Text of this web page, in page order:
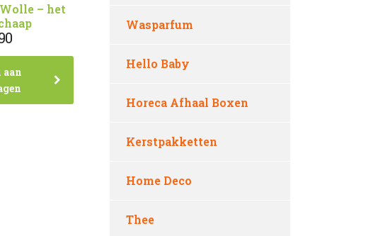
– het
aan
Wasparfum
Hello Baby
Horeca Afhaal Boxen
Kerstpakketten
Home Deco
Thee